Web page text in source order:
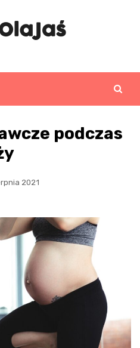
podczas
2021